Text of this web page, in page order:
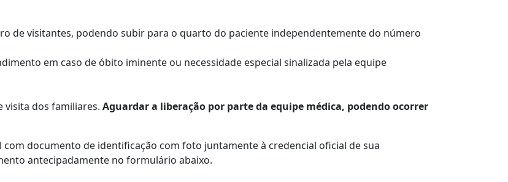
de visitantes, podendo subir para o quarto do paciente independentemente do número
em caso de óbito iminente ou necessidade especial sinalizada pela equipe
visita dos familiares. Aguardar a liberação por parte da equipe médica, podendo ocorrer
documento de identificação com foto juntamente à credencial oficial de sua
antecipadamente no formulário abaixo.